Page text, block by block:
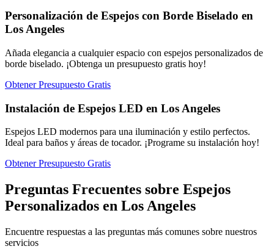
Personalización de Espejos con Borde Biselado en
Los Angeles
Añada elegancia a cualquier espacio con espejos personalizados de
borde biselado. ¡Obtenga un presupuesto gratis hoy!
Obtener Presupuesto Gratis
Instalación de Espejos LED en Los Angeles
Espejos LED modernos para una iluminación y estilo perfectos.
Ideal para baños y áreas de tocador. ¡Programe su instalación hoy!
Obtener Presupuesto Gratis
Preguntas Frecuentes sobre Espejos
Personalizados en Los Angeles
Encuentre respuestas a las preguntas más comunes sobre nuestros
servicios